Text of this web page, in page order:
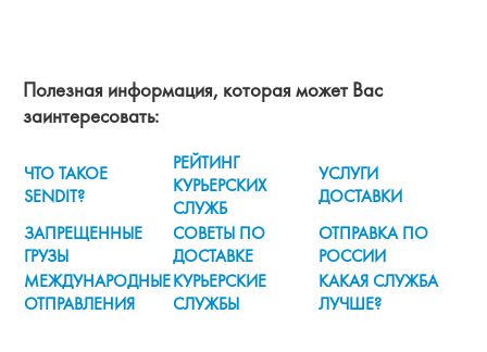
Полезная информация, которая может Вас
заинтересовать:
ЧТО ТАКОЕ
SENDIT?
РЕЙТИНГ
КУРЬЕРСКИХ
СЛУЖБ
УСЛУГИ
ДОСТАВКИ
ЗАПРЕЩЕННЫЕ
ГРУЗЫ
СОВЕТЫ ПО
ДОСТАВКЕ
ОТПРАВКА ПО
РОССИИ
МЕЖДУНАРОДНЫЕ
ОТПРАВЛЕНИЯ
КУРЬЕРСКИЕ
СЛУЖБЫ
КАКАЯ СЛУЖБА
ЛУЧШЕ?